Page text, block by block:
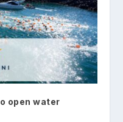
open water